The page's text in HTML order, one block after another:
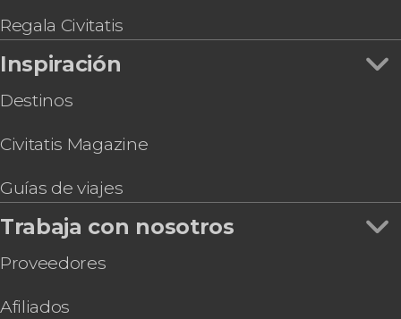
Regala Civitatis
Inspiración
Destinos
Civitatis Magazine
Guías de viajes
Trabaja con nosotros
Proveedores
Afiliados